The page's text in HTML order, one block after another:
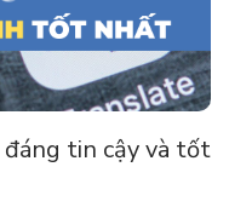
tin cậy và tốt